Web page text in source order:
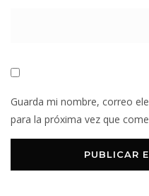
Guarda mi nombre, correo
para la próxima vez que